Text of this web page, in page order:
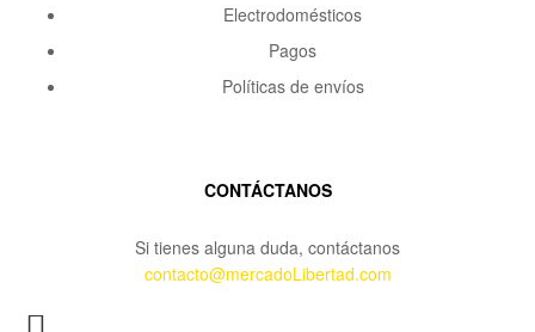
Electrodomésticos
Pagos
Políticas de envíos
CONTÁCTANOS
Si tienes alguna duda, contáctanos
contacto@mercadoLibertad.com